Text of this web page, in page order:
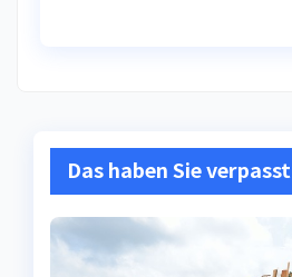
Das haben Sie verpasst